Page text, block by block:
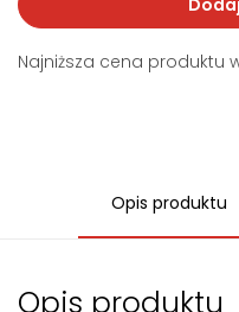
Najniższa cena produktu
Opis produktu
Opis produktu